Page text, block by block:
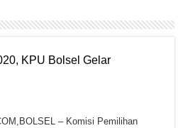
KPU Bolsel Gelar
– Komisi Pemilihan